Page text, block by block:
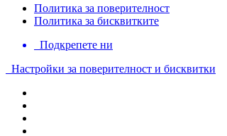
Политика за поверителност
Политика за бисквитките
Подкрепете ни
Настройки за поверителност и бисквитки